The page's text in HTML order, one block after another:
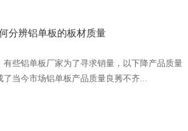
分辨铝单板的板材质量
有些铝单板厂家为了寻求销量，以下降产品质量
了当今市场铝单板产品质量良莠不齐...